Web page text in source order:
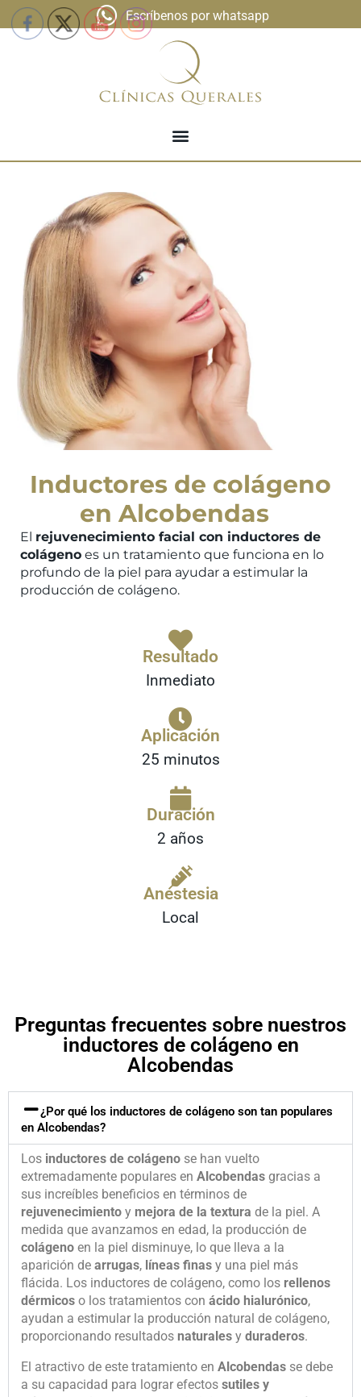
Escríbenos por whatsapp
Inductores de colágeno
en Alcobendas
El rejuvenecimiento facial con inductores de
colágeno es un tratamiento que funciona en lo
profundo de la piel para ayudar a estimular la
producción de colágeno.
Resultado
Inmediato
Aplicación
25 minutos
Duración
2 años
Anestesia
Local
Preguntas frecuentes sobre nuestros
inductores de colágeno en
Alcobendas
¿Por qué los inductores de colágeno son tan populares
en Alcobendas?
Los inductores de colágeno se han vuelto
extremadamente populares en Alcobendas gracias a
sus increíbles beneficios en términos de
rejuvenecimiento y mejora de la textura de la piel. A
medida que avanzamos en edad, la producción de
colágeno en la piel disminuye, lo que lleva a la
aparición de arrugas, líneas finas y una piel más
flácida. Los inductores de colágeno, como los rellenos
dérmicos o los tratamientos con ácido hialurónico,
ayudan a estimular la producción natural de colágeno,
proporcionando resultados naturales y duraderos.
El atractivo de este tratamiento en Alcobendas se debe
a su capacidad para lograr efectos sutiles y